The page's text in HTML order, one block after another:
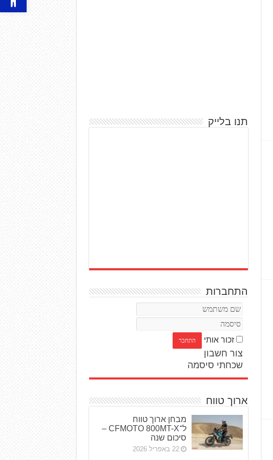
תנו בלייק
התחברות
זכור אותי
צור חשבון
שכחתי סיסמה
ארוך טווח
מבחן ארוך טווח
ל־CFMOTO 800MT-X –
סיכום שנה
22 באפריל 2026